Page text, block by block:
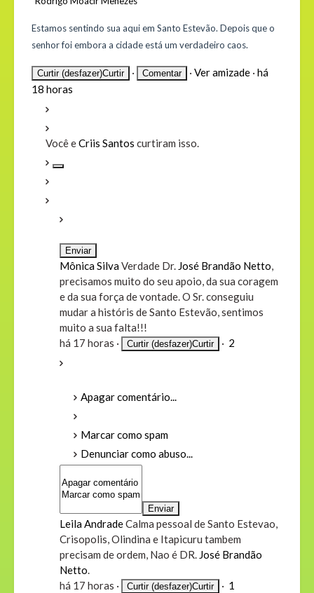
Estamos sentindo sua aqui em Santo Estevão. Depois que o
senhor foi embora a cidade está um verdadeiro caos.
Curtir (desfazer)Curtir · · Ver amizade · há
18 horas
Você eCriis Santos curtiram isso.
Mônica SilvaVerdade Dr. José Brandão Netto,
precisamos muito do seu apoio, da sua coragem
e da sua força de vontade. O Sr. conseguiu
mudar a históris de Santo Estevão, sentimos
muito a sua falta!!!
há 17 horas · Curtir (desfazer)Curtir · 2
Apagar comentário...
Marcar como spam
Denunciar como abuso...
Leila AndradeCalma pessoal de Santo Estevao,
Crisopolis, Olindina e Itapicuru tambem
precisam de ordem, Nao é DR. José Brandão
Netto.
há 17 horas · Curtir (desfazer)Curtir · 1